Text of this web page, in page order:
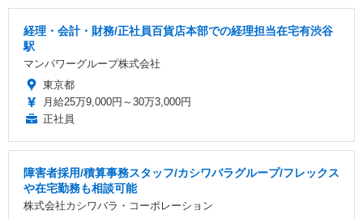
経理・会計・財務/正社員百貨店本部での経理担当在宅有渋谷
駅
マンパワーグループ株式会社
東京都
月給25万9,000円～30万3,000円
正社員
障害者採用/積算事務スタッフ/カシワバラグループ/フレックス
や在宅勤務も相談可能
株式会社カシワバラ・コーポレーション